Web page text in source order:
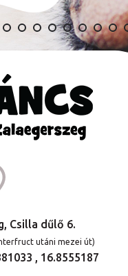
LISTÁJA
Csilla dűlő 6.
utáni mezei út)
, 16.8555187